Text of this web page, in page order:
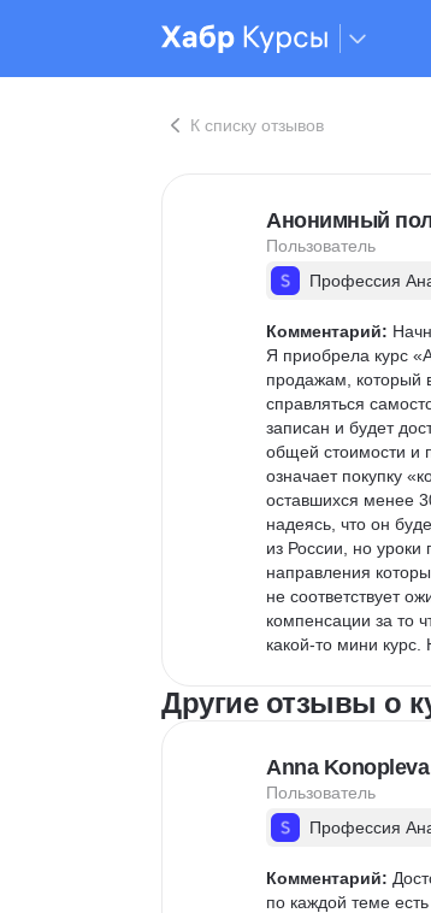
К списку отзывов
Анонимный
Пользователь
Профессия
Комментарий:
Я приобрела курс
продажам, который
справляться
записан и будет
общей стоимости и
означает покупку
оставшихся менее
надеясь, что он
из России, но
направления
не соответствует
компенсации за то
какой-то мини
Другие отзывы о
Anna Konopleva
Пользователь
Профессия
Комментарий:
по каждой теме